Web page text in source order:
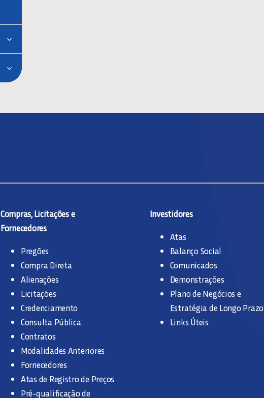
Compras, Licitações e
Fornecedores
Pregões
Compra Direta
Alienações
Licitações
Credenciamento
Consulta Pública
Contratos
Modalidades Anteriores
Fornecedores
Atas de Registro de Preços
Pré-qualificação de
Investidores
Atas
Balanço Social
Comunicados
Demonstrações
Plano de Negócios e
Estratégia de Longo Prazo
Links Úteis